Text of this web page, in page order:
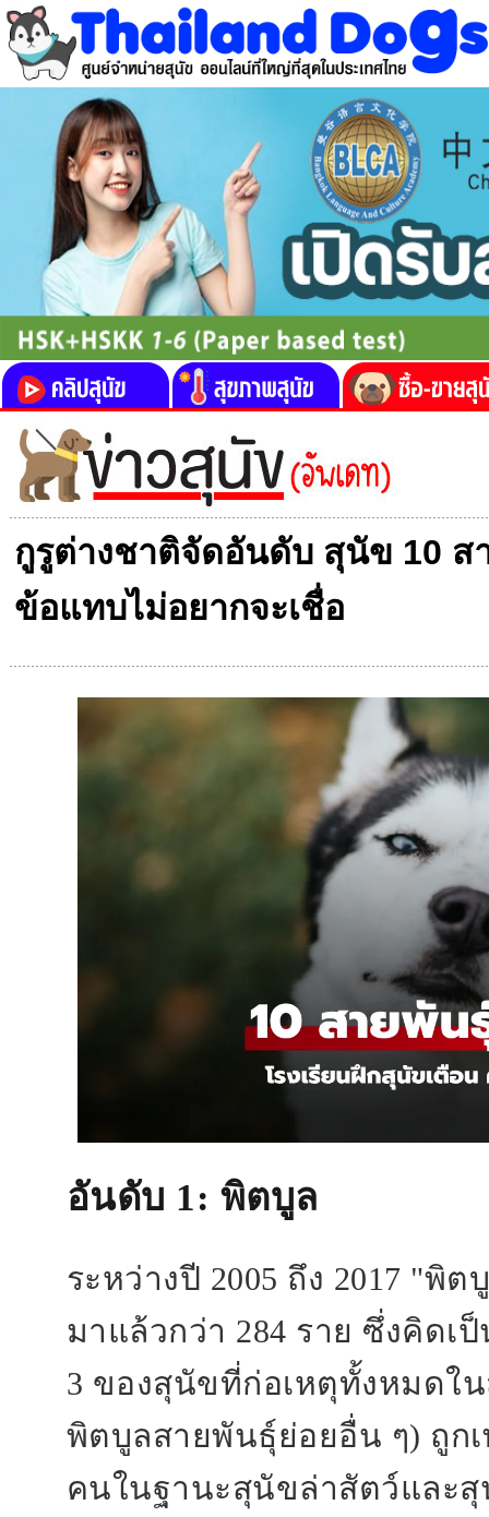
กูรูต่างชาติจัดอันดับ สุนัข 10
ข้อแทบไม่อยากจะเชื่อ
อันดับ 1: พิตบูล
ระหว่างปี 2005 ถึง 2017 "พิ
มาแล้วกว่า 284 ราย ซึ่งคิดเ
3 ของสุนัขที่ก่อเหตุทั้งหมดใ
พิตบูลสายพันธุ์ย่อยอื่น ๆ) ถูก
คนในฐานะสุนัขล่าสัตว์และ